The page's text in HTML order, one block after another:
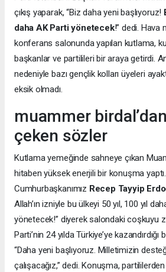
çıkış yaparak, “Biz daha yeni başlıyoruz!
daha AK Parti yönetecek!” dedi. Hava
konferans salonunda yapılan kutlama,
başkanlar ve partilileri bir araya getirdi.
nedeniyle bazı gençlik kolları üyeleri
eksik olmadı.
muammer
çeken sözler
Kutlama yemeğinde sahneye çıkan
hitaben yüksek enerjili bir konuşma yaptı.
Cumhurbaşkanımız Recep Tayyip
Allah’ın izniyle bu ülkeyi 50 yıl, 100 yıl
yönetecek!” diyerek salondaki coşkuyu
Parti’nin 24 yılda Türkiye’ye kazandırdığı
“Daha yeni başlıyoruz. Milletimizin
çalışacağız,” dedi. Konuşma, partililerden